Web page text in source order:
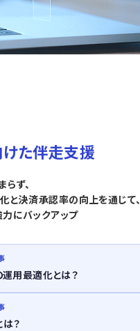
た伴走支援
ず、
と決済承認率の向上を通じて、
にバックアップ
運用最適化とは？
？